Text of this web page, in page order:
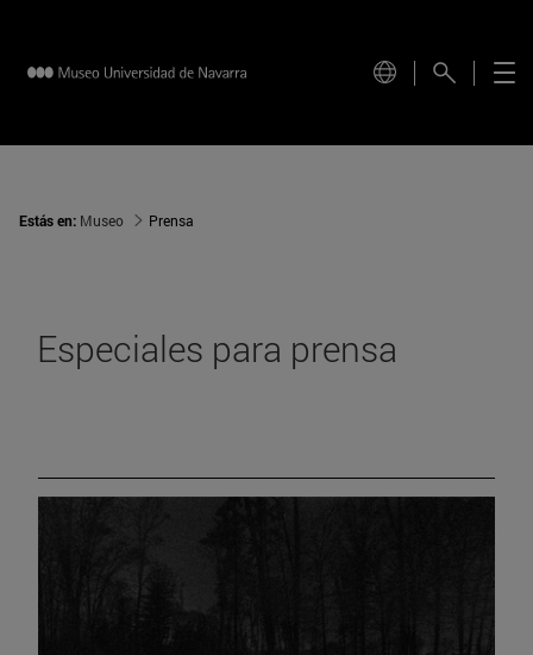
Estás en: Museo Prensa
Especiales para prensa